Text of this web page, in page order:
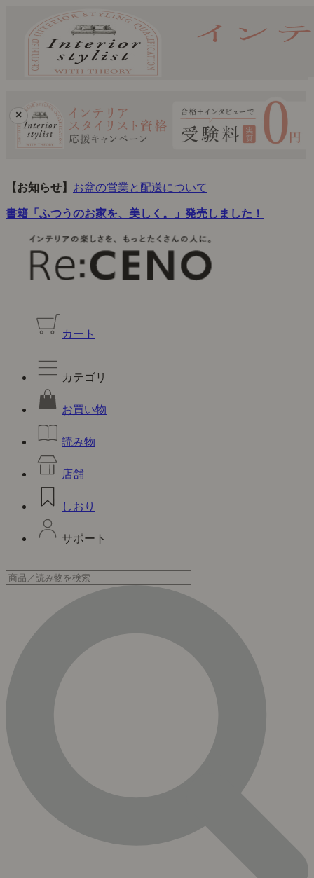
×
【お知らせ】 お盆の営業と配送について
書籍「ふつうのお家を、美しく。」発売しました！
カート
カテゴリ
お買い物
読み物
店舗
しおり
サポート